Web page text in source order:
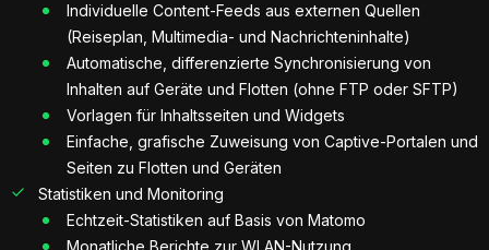
Individuelle Content-Feeds aus externen Quellen
(Reiseplan, Multimedia- und Nachrichteninhalte)
Automatische, differenzierte Synchronisierung von
Inhalten auf Geräte und Flotten (ohne FTP oder SFTP)
Vorlagen für Inhaltsseiten und Widgets
Einfache, grafische Zuweisung von Captive-Portalen und
Seiten zu Flotten und Geräten
Statistiken und Monitoring
Echtzeit-Statistiken auf Basis von Matomo
Monatliche Berichte zur WLAN-Nutzung